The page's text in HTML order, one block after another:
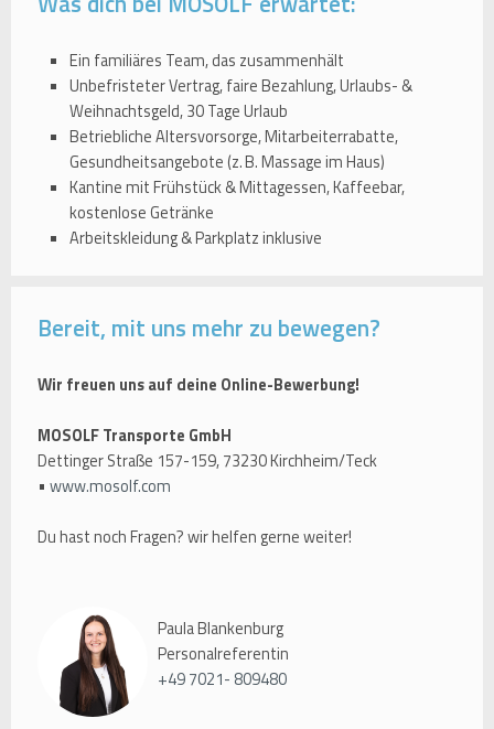
Ein familiäres Team, das zusammenhält
Unbefristeter Vertrag, faire Bezahlung, Urlaubs- &
Weihnachtsgeld, 30 Tage Urlaub
Betriebliche Altersvorsorge, Mitarbeiterrabatte,
Gesundheitsangebote (z. B. Massage im Haus)
Kantine mit Frühstück & Mittagessen, Kaffeebar,
kostenlose Getränke
Arbeitskleidung & Parkplatz inklusive
Bereit, mit uns mehr zu bewegen?
Wir freuen uns auf deine Online-Bewerbung!
MOSOLF Transporte GmbH
Dettinger Straße 157-159, 73230 Kirchheim/Teck
• www.mosolf.com
Du hast noch Fragen? wir helfen gerne weiter!
Paula Blankenburg
Personalreferentin
+49 7021- 809480